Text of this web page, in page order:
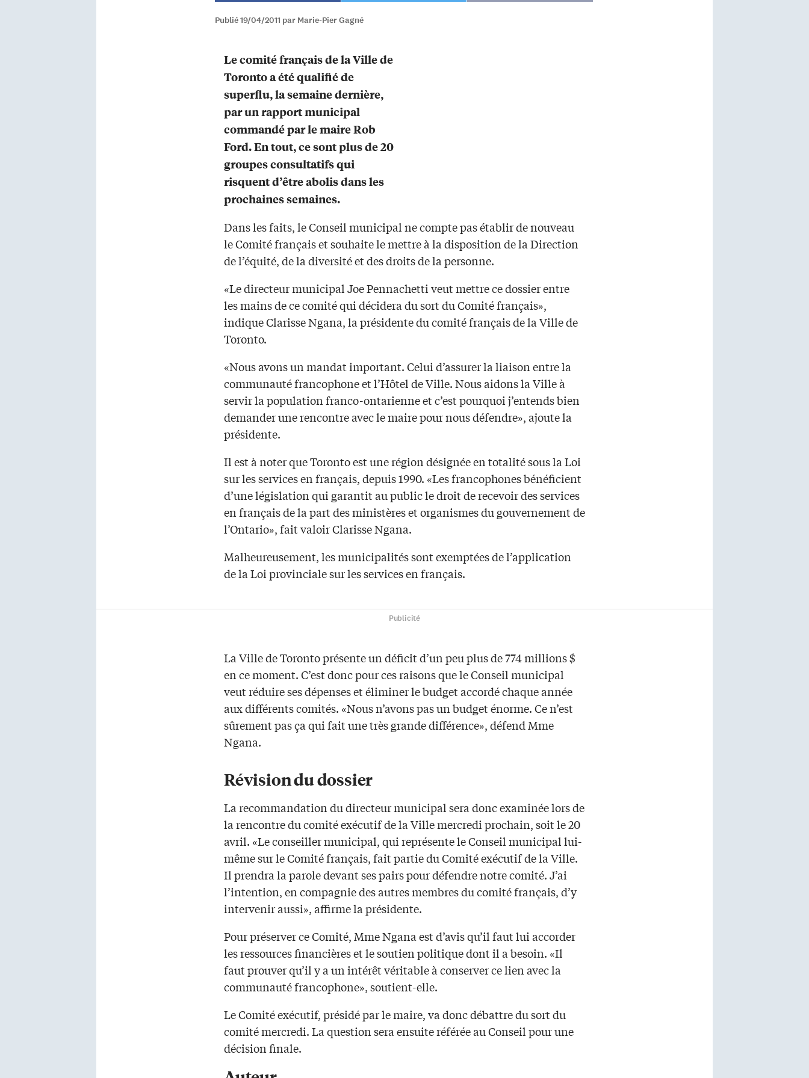
Publié 19/04/2011 par Marie-Pier Gagné
Le comité français de la Ville de
Toronto a été qualifié de
superflu, la semaine dernière,
par un rapport municipal
commandé par le maire Rob
Ford. En tout, ce sont plus de 20
groupes consultatifs qui
risquent d’être abolis dans les
prochaines semaines.
Dans les faits, le Conseil municipal ne compte pas établir de nouveau
le Comité français et souhaite le mettre à la disposition de la Direction
de l’équité, de la diversité et des droits de la personne.
«Le directeur municipal Joe Pennachetti veut mettre ce dossier entre
les mains de ce comité qui décidera du sort du Comité français»,
indique Clarisse Ngana, la présidente du comité français de la Ville de
Toronto.
«Nous avons un mandat important. Celui d’assurer la liaison entre la
communauté francophone et l’Hôtel de Ville. Nous aidons la Ville à
servir la population franco-ontarienne et c’est pourquoi j’entends bien
demander une rencontre avec le maire pour nous défendre», ajoute la
présidente.
Il est à noter que Toronto est une région désignée en totalité sous la Loi
sur les services en français, depuis 1990. «Les francophones bénéficient
d’une législation qui garantit au public le droit de recevoir des services
en français de la part des ministères et organismes du gouvernement de
l’Ontario», fait valoir Clarisse Ngana.
Malheureusement, les municipalités sont exemptées de l’application
de la Loi provinciale sur les services en français.
Publicité
La Ville de Toronto présente un déficit d’un peu plus de 774 millions $
en ce moment. C’est donc pour ces raisons que le Conseil municipal
veut réduire ses dépenses et éliminer le budget accordé chaque année
aux différents comités. «Nous n’avons pas un budget énorme. Ce n’est
sûrement pas ça qui fait une très grande différence», défend Mme
Ngana.
Révision du dossier
La recommandation du directeur municipal sera donc examinée lors de
la rencontre du comité exécutif de la Ville mercredi prochain, soit le 20
avril. «Le conseiller municipal, qui représente le Conseil municipal lui-
même sur le Comité français, fait partie du Comité exécutif de la Ville.
Il prendra la parole devant ses pairs pour défendre notre comité. J’ai
l’intention, en compagnie des autres membres du comité français, d’y
intervenir aussi», affirme la présidente.
Pour préserver ce Comité, Mme Ngana est d’avis qu’il faut lui accorder
les ressources financières et le soutien politique dont il a besoin. «Il
faut prouver qu’il y a un intérêt véritable à conserver ce lien avec la
communauté francophone», soutient-elle.
Le Comité exécutif, présidé par le maire, va donc débattre du sort du
comité mercredi. La question sera ensuite référée au Conseil pour une
décision finale.